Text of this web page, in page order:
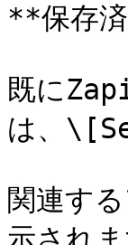
**保存
既に
は、
関連す